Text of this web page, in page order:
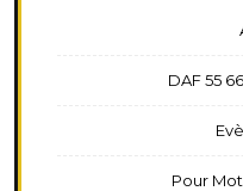
DAF 55
Pour